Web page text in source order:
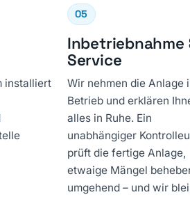
installiert
05
Inbetriebnahme
Service
Wir nehmen die Anlage
Betrieb und erklären
alles in Ruhe. Ein
unabhängiger
prüft die fertige Anlage,
etwaige Mängel
umgehend – und wir